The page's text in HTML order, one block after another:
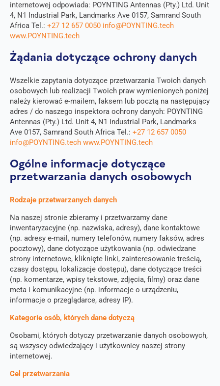
internetowej odpowiada: POYNTING Antennas (Pty.) Ltd. Unit
4, N1 Industrial Park, Landmarks Ave 0157, Samrand South
Africa Tel.: +27 12 657 0050 info@POYNTING.tech
www.POYNTING.tech
Żądania dotyczące ochrony danych
Wszelkie zapytania dotyczące przetwarzania Twoich danych
osobowych lub realizacji Twoich praw wymienionych poniżej
należy kierować e-mailem, faksem lub pocztą na następujący
adres / do naszego inspektora ochrony danych: POYNTING
Antennas (Pty.) Ltd. Unit 4, N1 Industrial Park, Landmarks
Ave 0157, Samrand South Africa Tel.: +27 12 657 0050
info@POYNTING.tech www.POYNTING.tech
Ogólne informacje dotyczące
przetwarzania danych osobowych
Rodzaje przetwarzanych danych
Na naszej stronie zbieramy i przetwarzamy dane
inwentaryzacyjne (np. nazwiska, adresy), dane kontaktowe
(np. adresy e-mail, numery telefonów, numery faksów, adres
pocztowy), dane dotyczące użytkowania (np. odwiedzane
strony internetowe, kliknięte linki, zainteresowanie treścią,
czasy dostępu, lokalizacje dostępu), dane dotyczące treści
(np. komentarze, wpisy tekstowe, zdjęcia, filmy) oraz dane
meta i komunikacyjne (np. informacje o urządzeniu,
informacje o przeglądarce, adresy IP).
Kategorie osób, których dane dotyczą
Osobami, których dotyczy przetwarzanie danych osobowych,
są wszyscy odwiedzający i użytkownicy naszej strony
internetowej.
Cel przetwarzania
E
a
l
*
Wybierz kraj